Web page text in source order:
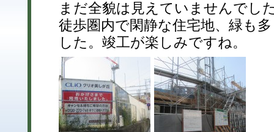
まだ全貌は見えていませんでし
徒歩圏内で閑静な住宅地、緑も
した。竣工が楽しみですね。